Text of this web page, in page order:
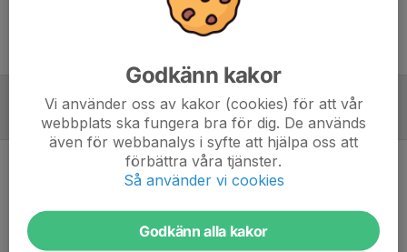
Ingen uppställning ifylld
Inför match
Inget skrivet
Godkänn kakor
Vi använder oss av kakor (cookies) för att vår
webbplats ska fungera bra för dig. De används
även för webbanalys i syfte att hjälpa oss att
förbättra våra tjänster.
Så använder vi cookies
Godkänn alla kakor